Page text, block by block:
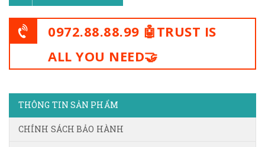
0972.88.88.99 🤖TRUST IS
ALL YOU NEED🤝
THÔNG TIN SẢN PHẨM
CHÍNH SÁCH BẢO HÀNH